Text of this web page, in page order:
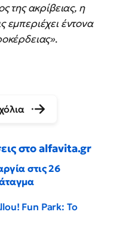
της ακρίβειας, η
εμπεριέχει έντονα
.
στο alfavita.gr
στις 26
Fun Park: Το